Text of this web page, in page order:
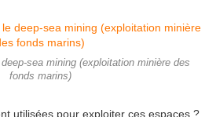
sea mining (exploitation minière des
fonds marins)
utilisées pour exploiter ces espaces ?